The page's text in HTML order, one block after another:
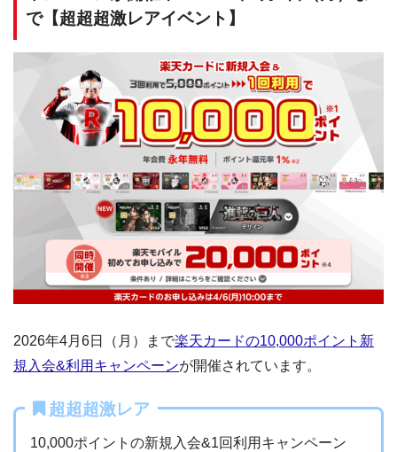
で【超超超激レアイベント】
2026年4月6日（月）まで楽天カードの10,000ポイント新
規入会&利用キャンペーンが開催されています。
超超超激レア
10,000ポイントの新規入会&1回利用キャンペーン